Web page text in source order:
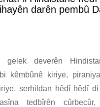
darên pembû
deverên
kêmbûnê kiriye,
serhildan hêdî hêdî
tedbîrên